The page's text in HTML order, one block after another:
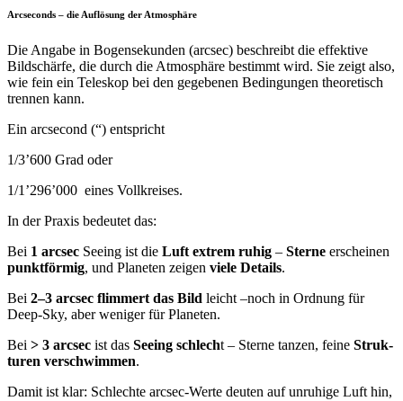
Arcseconds – die Auflösung der Atmosphäre
Die Angabe in Bogensekun­den (arc­sec) beschreibt die effek­tive
Bild­schärfe, die durch die Atmo­sphäre bes­timmt wird. Sie zeigt also,
wie fein ein Teleskop bei den gegebe­nen Bedin­gun­gen the­o­retisch
tren­nen kann.
Ein arc­sec­ond (“) entspricht
1/3’600 Grad oder
1/1’296’000 eines Vollkreises.
In der Prax­is bedeutet das:
Bei 1 arc­sec See­ing ist die Luft extrem ruhig – Sterne erscheinen
punk­t­för­mig, und Plan­eten zeigen viele Details.
Bei 2–3 arc­sec flim­mert das Bild leicht –noch in Ord­nung für
Deep-Sky, aber weniger für Planeten.
Bei > 3 arc­sec ist das See­ing schlecht – Sterne tanzen, feine Struk­
turen ver­schwim­men.
Damit ist klar: Schlechte arc­sec-Werte deuten auf unruhige Luft hin,